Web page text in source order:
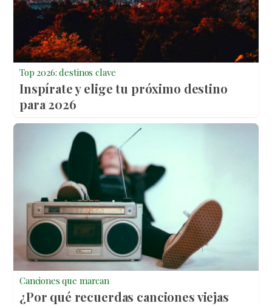
Top 2026: destinos clave
Inspírate y elige tu próximo destino
para 2026
Canciones que marcan
¿Por qué recuerdas canciones viejas